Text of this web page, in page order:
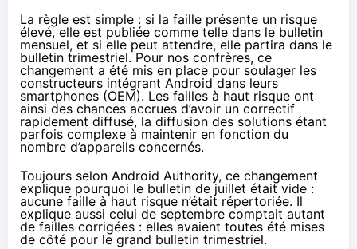
La règle est simple : si la faille présente un risque
élevé, elle est publiée comme telle dans le bulletin
mensuel, et si elle peut attendre, elle partira dans le
bulletin trimestriel. Pour nos confrères, ce
changement a été mis en place pour soulager les
constructeurs intégrant Android dans leurs
smartphones (OEM). Les failles à haut risque ont
ainsi des chances accrues d’avoir un correctif
rapidement diffusé, la diffusion des solutions étant
parfois complexe à maintenir en fonction du
nombre d’appareils concernés.
Toujours selon Android Authority, ce changement
explique pourquoi le bulletin de juillet était vide :
aucune faille à haut risque n’était répertoriée. Il
explique aussi celui de septembre comptait autant
de failles corrigées : elles avaient toutes été mises
de côté pour le grand bulletin trimestriel.